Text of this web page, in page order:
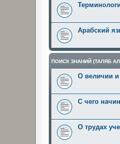
Арабский
ПОИСК ЗНАНИЙ (ТАЛЯБ
О величии и
С чего
О трудах